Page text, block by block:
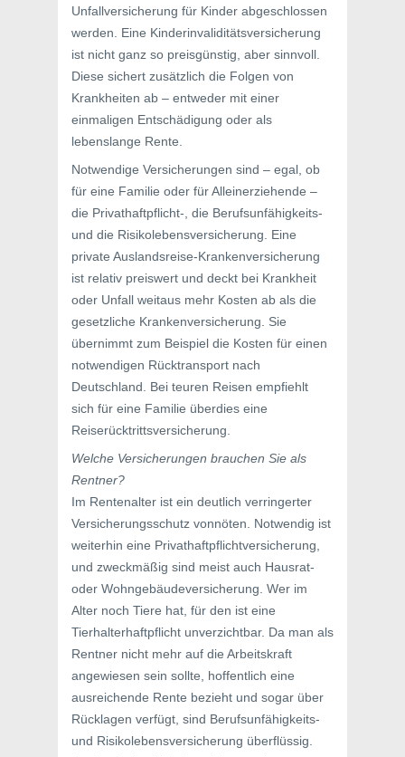
Unfallversicherung für Kinder abgeschlossen
werden. Eine Kinderinvaliditätsversicherung
ist nicht ganz so preisgünstig, aber sinnvoll.
Diese sichert zusätzlich die Folgen von
Krankheiten ab – entweder mit einer
einmaligen Entschädigung oder als
lebenslange Rente.
Notwendige Versicherungen sind – egal, ob
für eine Familie oder für Alleinerziehende –
die Privathaftpflicht-, die Berufsunfähigkeits-
und die Risikolebensversicherung. Eine
private Auslandsreise-Krankenversicherung
ist relativ preiswert und deckt bei Krankheit
oder Unfall weitaus mehr Kosten ab als die
gesetzliche Krankenversicherung. Sie
übernimmt zum Beispiel die Kosten für einen
notwendigen Rücktransport nach
Deutschland. Bei teuren Reisen empfiehlt
sich für eine Familie überdies eine
Reiserücktrittsversicherung.
Welche Versicherungen brauchen Sie als
Rentner?
Im Rentenalter ist ein deutlich verringerter
Versicherungsschutz vonnöten. Notwendig ist
weiterhin eine Privathaftpflichtversicherung,
und zweckmäßig sind meist auch Hausrat-
oder Wohngebäudeversicherung. Wer im
Alter noch Tiere hat, für den ist eine
Tierhalterhaftpflicht unverzichtbar. Da man als
Rentner nicht mehr auf die Arbeitskraft
angewiesen sein sollte, hoffentlich eine
ausreichende Rente bezieht und sogar über
Rücklagen verfügt, sind Berufsunfähigkeits-
und Risikolebensversicherung überflüssig.